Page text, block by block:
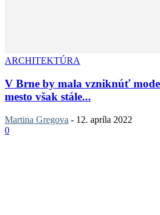
ARCHITEKTÚRA
V Brne by mala vzniknúť
mesto však stále...
Martina Gregova - 12. apríla 2022
0